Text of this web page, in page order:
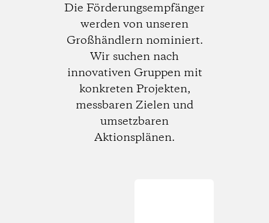
Die Förderungsempfänger
werden von unseren
Großhändlern nominiert.
Wir suchen nach
innovativen Gruppen mit
konkreten Projekten,
messbaren Zielen und
umsetzbaren
Aktionsplänen.